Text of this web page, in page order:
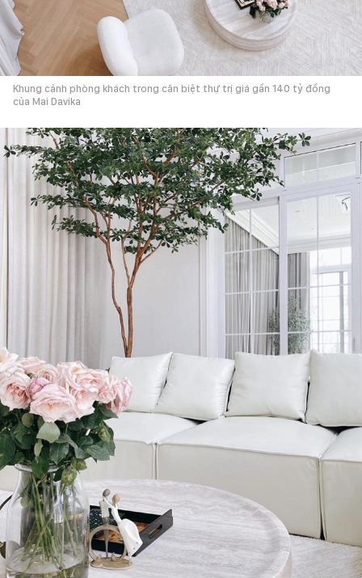
Khung cảnh phòng khách trong căn biệt thự trị giá gần 140 tỷ đồng
của Mai Davika